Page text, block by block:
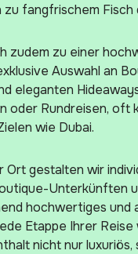
zu fangfrischem Fisch
zudem zu einer
Auswahl an
eleganten
oder Rundreisen, oft
wie Dubai.
Ort gestalten wir
Unterkünften
hochwertiges
Etappe Ihrer
nicht nur